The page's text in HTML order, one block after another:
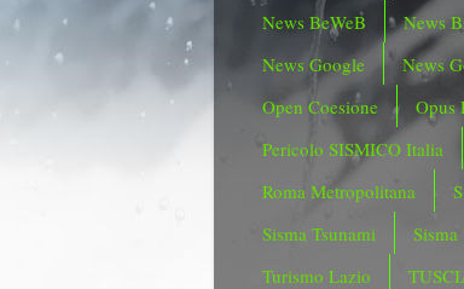
News BeWeB
News
News Google
News
Open Coesione
Opus
Pericolo SISMICO Italia
Roma Metropolitana
Sisma Tsunami
Sisma
Turismo Lazio